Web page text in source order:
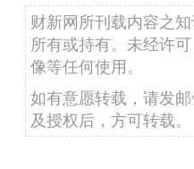
财新网所刊载内容之
所有或持有。未经许
像等任何使用。
如有意愿转载，请发
及授权后，方可转载。